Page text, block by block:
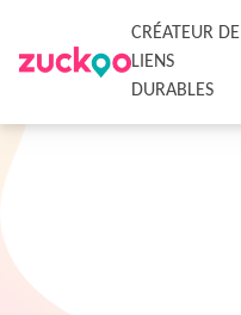
CRÉATEUR DE
LIENS
DURABLES